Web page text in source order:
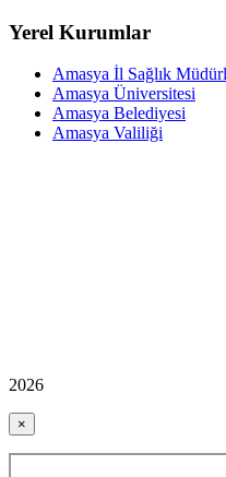
Yerel Kurumlar
Amasya İl Sağlık
Amasya Üniversitesi
Amasya Belediyesi
Amasya Valiliği
2026
×